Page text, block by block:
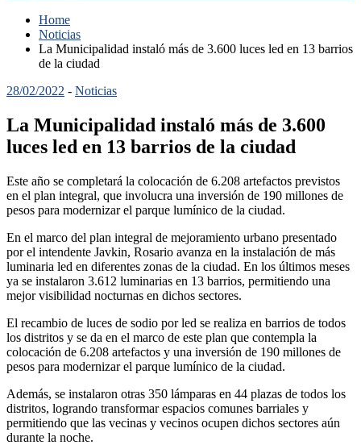
Home
Noticias
La Municipalidad instaló más de 3.600 luces led en 13 barrios
de la ciudad
28/02/2022 - Noticias
La Municipalidad instaló más de 3.600
luces led en 13 barrios de la ciudad
Este año se completará la colocación de 6.208 artefactos previstos
en el plan integral, que involucra una inversión de 190 millones de
pesos para modernizar el parque lumínico de la ciudad.
En el marco del plan integral de mejoramiento urbano presentado
por el intendente Javkin, Rosario avanza en la instalación de más
luminaria led en diferentes zonas de la ciudad. En los últimos meses
ya se instalaron 3.612 luminarias en 13 barrios, permitiendo una
mejor visibilidad nocturnas en dichos sectores.
El recambio de luces de sodio por led se realiza en barrios de todos
los distritos y se da en el marco de este plan que contempla la
colocación de 6.208 artefactos y una inversión de 190 millones de
pesos para modernizar el parque lumínico de la ciudad.
Además, se instalaron otras 350 lámparas en 44 plazas de todos los
distritos, logrando transformar espacios comunes barriales y
permitiendo que las vecinas y vecinos ocupen dichos sectores aún
durante la noche.